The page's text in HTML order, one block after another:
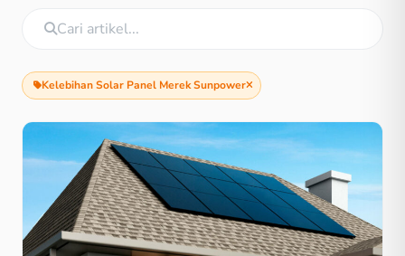
Kelebihan Solar Panel Merek Sunpower